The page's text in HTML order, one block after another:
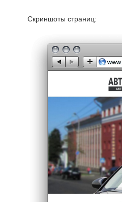
Скриншоты страниц: